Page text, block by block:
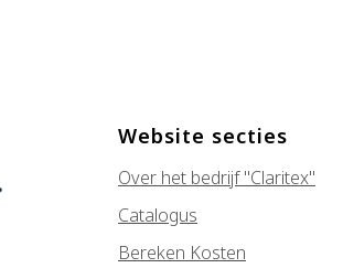
Website secties
Over het bedrijf "Claritex"
Catalogus
Bereken Kosten